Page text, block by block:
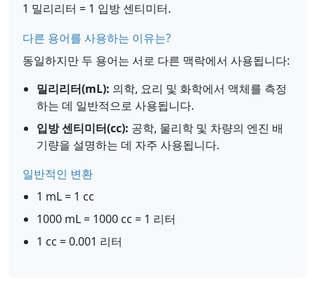
1 밀리리터 = 1 입방 센티미터.
다른 용어를 사용하는 이유는?
동일하지만 두 용어는 서로 다른 맥락에서 사용됩니다:
밀리리터(mL): 의학, 요리 및 화학에서 액체를 측정
하는 데 일반적으로 사용됩니다.
입방 센티미터(cc): 공학, 물리학 및 차량의 엔진 배
기량을 설명하는 데 자주 사용됩니다.
일반적인 변환
1 mL = 1 cc
1000 mL = 1000 cc = 1 리터
1 cc = 0.001 리터